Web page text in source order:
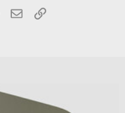
E-MailLink